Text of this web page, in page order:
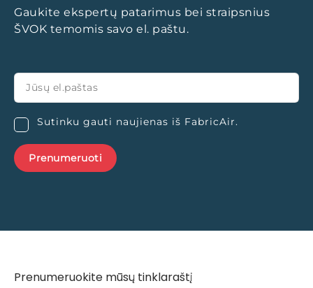
Gaukite ekspertų patarimus bei straipsnius
ŠVOK temomis savo el. paštu.
Sutinku gauti naujienas iš FabricAir.
Prenumeruokite mūsų tinklaraštį